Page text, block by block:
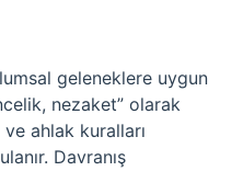
geleneklere uygun
nezaket” olarak
ve ahlak kuralları
Davranış